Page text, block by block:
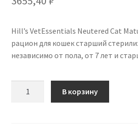
Hill’s VetEssentials Neutered Cat
рацион для кошек старший
независимо от пола, от 7 лет и
В корзину